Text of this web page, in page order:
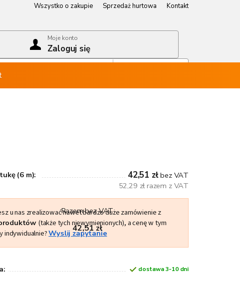
Wszystko o zakupie Sprzedaż hurtowa
Kontakt
Moje konto
Zaloguj się
(6 m): 42,51 złbez VAT
52,29 zł razem z VAT
u nas zrealizować nawet bardzo duże zamówienie z
(także tych niewymienionych), a cenę w tym
indywidualnie?Wyslij zapytanie
dostawa 3-10 dni
Razem bez VAT
42,51 zł